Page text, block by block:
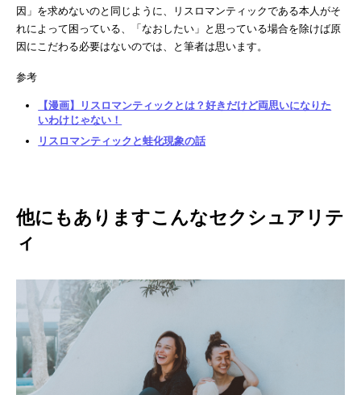
因」を求めないのと同じように、リスロマンティックである本人がそ
れによって困っている、「なおしたい」と思っている場合を除けば原
因にこだわる必要はないのでは、と筆者は思います。
参考
【漫画】リスロマンティックとは？好きだけど両思いになりた
いわけじゃない！
リスロマンティックと蛙化現象の話
他にもありますこんなセクシュアリテ
ィ